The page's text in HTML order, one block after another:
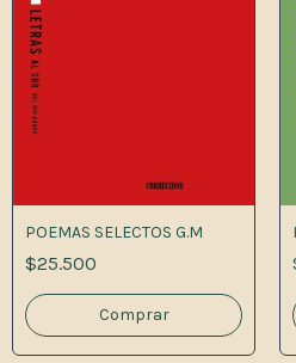
POEMAS SELECTOS G.M
$25.500